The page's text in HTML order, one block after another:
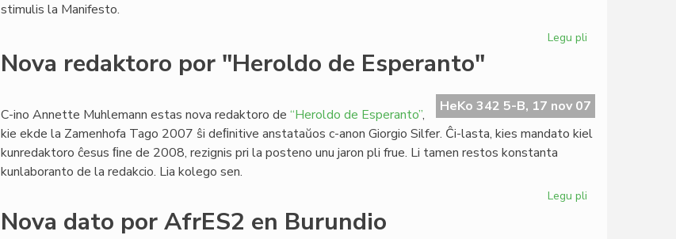
stimulis la Manifesto.
Legu pli
UK?
Raŭmo
diras
Nova redaktoro por "Heroldo de Esperanto"
HeKo 342 5-B, 17 nov 07
C-ino Annette Muhlemann estas nova redaktoro de “Heroldo de Esperanto”,
kie ekde la Zamenhofa Tago 2007 ŝi deﬁnitive anstataŭos c-anon Giorgio Silfer. Ĉi-lasta, kies mandato kiel
kunredaktoro ĉesus ﬁne de 2008, rezignis pri la posteno unu jaron pli frue. Li tamen restos konstanta
kunlaboranto de la redakcio. Lia kolego sen.
Legu pli
Nova dato por AfrES2 en Burundio